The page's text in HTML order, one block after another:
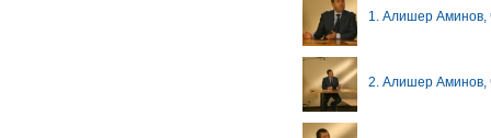
1. Алишер Аминов,
2. Алишер Аминов,